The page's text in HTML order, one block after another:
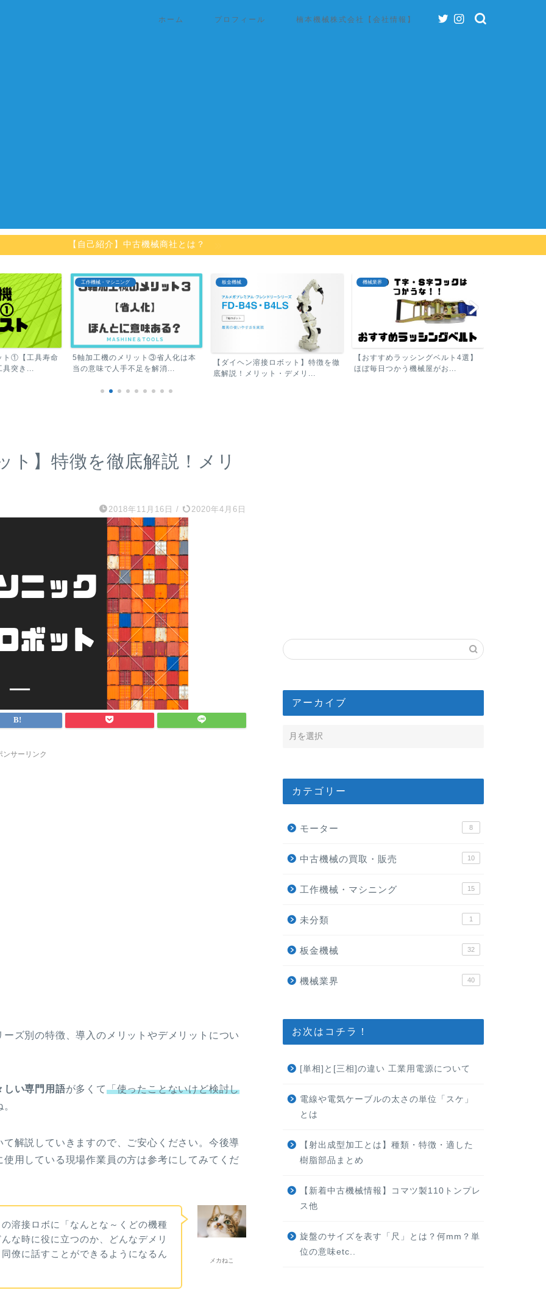
ホーム プロフィール 楠本機械株式会社【会社情報】
【自己紹介】中古機械商社とは？
③省人化は本
解消...
板金機械
【ダイヘン溶接ロボット】特徴を徹
底解説！メリット・デメリ...
機械業界
【おすすめラッシングベルト4選】
ほぼ毎日つかう機械屋がお...
板金機械
【パナソニック溶接ロボット】特徴
を徹底解説！メリット・デ...
ト】特徴を徹底解説！メリ
2018年11月16日 / 2020年4月6日
ンサーリンク
ーズ別の特徴、導入のメリットやデメリットについ
しい専門用語が多くて「使ったことないけど検討し
解説していきますので、ご安心ください。今後導
用している現場作業員の方は参考にしてみてくだ
メカねこ
溶接ロボに「なんとな～くどの機種
な時に役に立つのか、どんなデメリ
僚に話すことができるようになるん
アーカイブ
カテゴリー
モーター 8
中古機械の買取・販売 10
工作機械・マシニング 15
未分類 1
板金機械 32
機械業界 40
お次はコチラ！
[単相]と[三相]の違い 工業用電源について
電線や電気ケーブルの太さの単位「スケ」
とは
【射出成型加工とは】種類・特徴・適した
樹脂部品まとめ
【新着中古機械情報】コマツ製110トンプレ
ス他
旋盤のサイズを表す「尺」とは？何mm？単
位の意味etc..